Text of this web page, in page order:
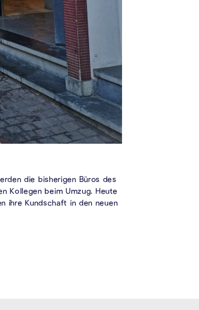
die bisherigen Büros des
Kollegen beim Umzug. Heute
ihre Kundschaft in den neuen